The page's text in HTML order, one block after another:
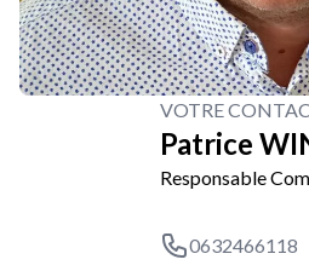
VOTRE
Patrice
Responsable
0632466118